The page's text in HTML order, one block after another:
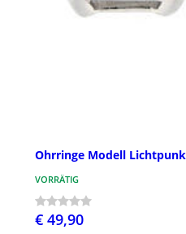
Ohrringe Modell
VORRÄTIG
€ 49,90